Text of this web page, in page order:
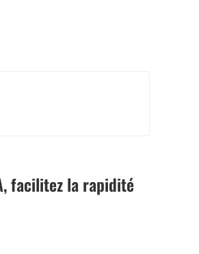
facilitez la rapidité